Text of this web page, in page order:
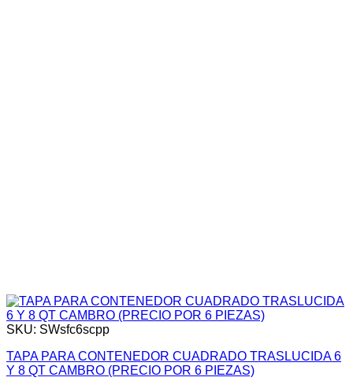
SKU: SWsfc6scpp
TAPA PARA CONTENEDOR CUADRADO TRASLUCIDA 6
Y 8 QT CAMBRO (PRECIO POR 6 PIEZAS)